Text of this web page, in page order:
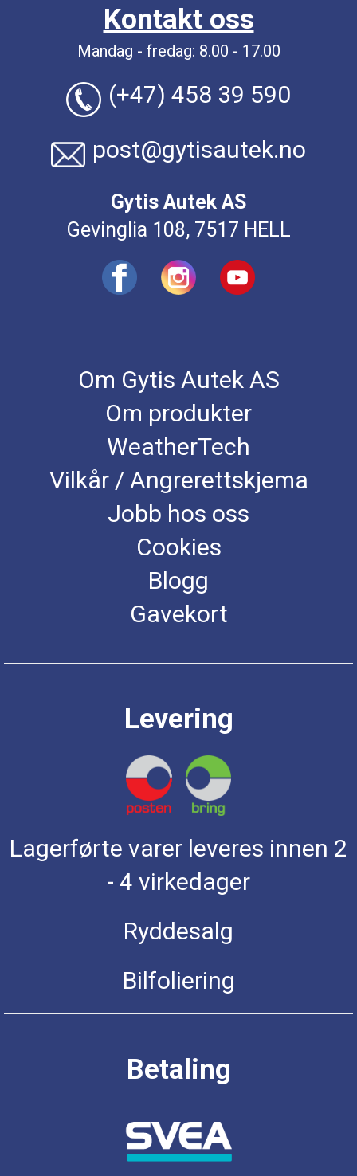
Kontakt oss
Mandag - fredag: 8.00 - 17.00
(+47) 458 39 590
post@gytisautek.no
Gytis Autek AS
Gevinglia 108, 7517 HELL
Om Gytis Autek AS
Om produkter
WeatherTech
Vilkår / Angrerettskjema
Jobb hos oss
Cookies
Blogg
Gavekort
Levering
Lagerførte varer leveres innen 2
- 4 virkedager
Ryddesalg
Bilfoliering
Betaling